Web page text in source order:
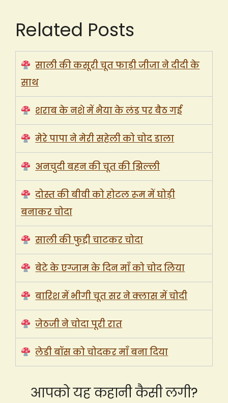
Related Posts
साली की कसूरी चूत फाड़ी जीजा ने दीदी के
साथ
शराब के नशे में भैया के लंड पर बैठ गई
मेरे पापा ने मेरी सहेली को चोद डाला
अनचुदी बहन की चूत की झिल्ली
दोस्त की बीवी को होटल रूम में घोड़ी
बनाकर चोदा
साली की फुद्दी चाटकर चोदा
बेटे के एग्जाम के दिन माँ को चोद लिया
बारिश में भीगी चूत सर ने क्लास में चोदी
जेठजी ने चोदा पूरी रात
लेडी बॉस को चोदकर माँ बना दिया
आपको यह कहानी कैसी लगी?